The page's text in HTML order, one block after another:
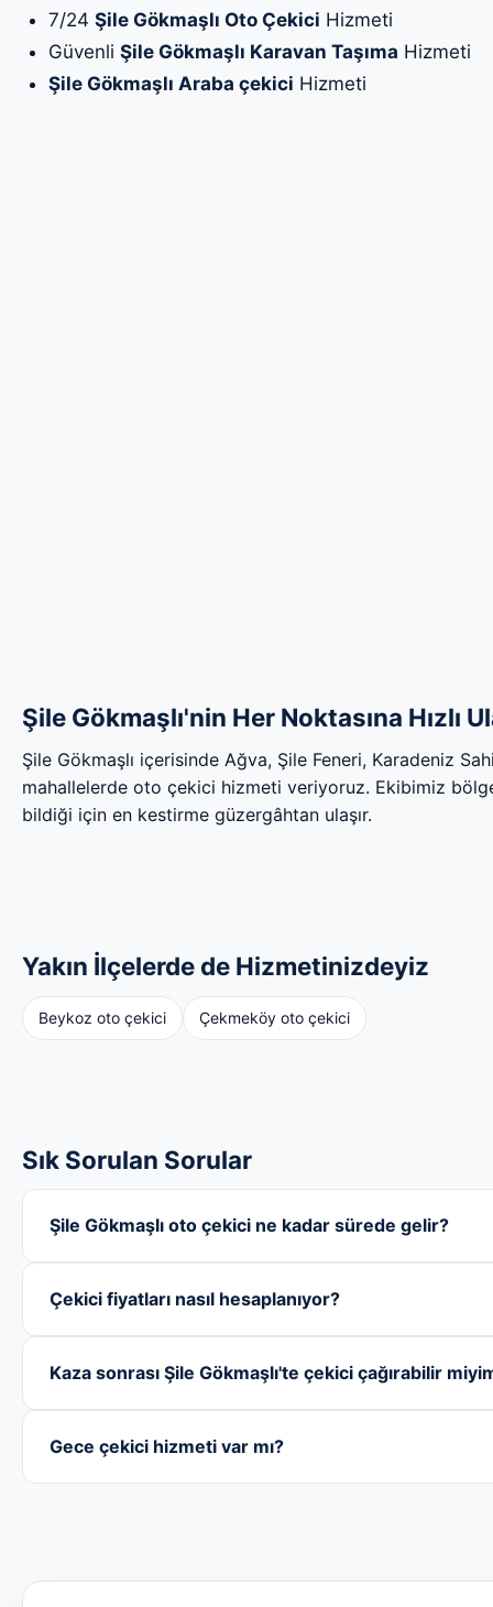
7/24 Şile Gökmaşlı Oto Çekici Hizmeti
Güvenli Şile Gökmaşlı Karavan Taşıma Hizmeti
Şile Gökmaşlı Araba çekici Hizmeti
Şile Gökmaşlı'nin Her Noktasına Hızlı
Şile Gökmaşlı içerisinde Ağva, Şile Feneri, Karadeniz
mahallelerde oto çekici hizmeti veriyoruz. Ekibimiz
bildiği için en kestirme güzergâhtan ulaşır.
Yakın İlçelerde de Hizmetinizdeyiz
Beykoz oto çekici Çekmeköy oto çekici
Sık Sorulan Sorular
Şile Gökmaşlı oto çekici ne kadar sürede gelir?
Çekici fiyatları nasıl hesaplanıyor?
Kaza sonrası Şile Gökmaşlı'te çekici çağırabilir
Gece çekici hizmeti var mı?